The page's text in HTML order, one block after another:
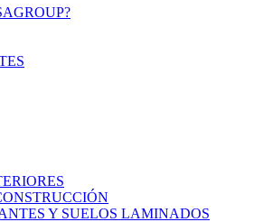
Y SUELOS LAMINADOS